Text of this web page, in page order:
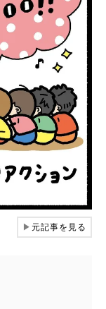
▶元記事を見る